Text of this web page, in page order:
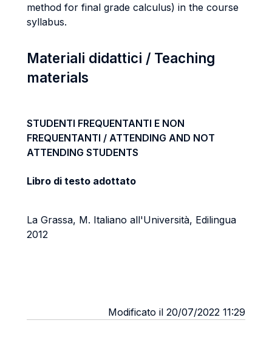
method for final grade calculus) in the course
syllabus.
Materiali didattici / Teaching
materials
STUDENTI FREQUENTANTI E NON
FREQUENTANTI / ATTENDING AND NOT
ATTENDING STUDENTS
Libro di testo adottato
La Grassa, M. Italiano all'Università, Edilingua
2012
Modificato il 20/07/2022 11:29